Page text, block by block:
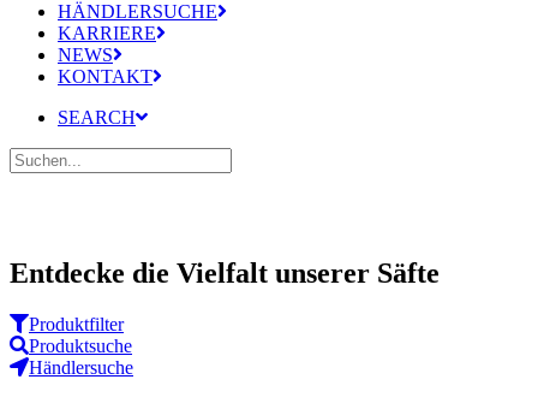
HÄNDLERSUCHE
KARRIERE
NEWS
KONTAKT
SEARCH
Entdecke die Vielfalt unserer Säfte
Produkt­filter
Produkt­suche
Händler­suche